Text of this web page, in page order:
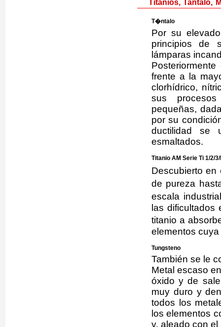
Titanios, Tantalo,
T�ntalo
Por su
principios de
lámparas
frente a la
clorhídrico,
sus
pequeñas,
por su
ductilidad se
esmaltados.
Titanio AM Serie Ti 1/2/
Descubierto
de pureza
escala
las dificultados
titanio a
elementos
Tungsteno
También se le
Metal escaso
óxido y de
muy duro y
todos los
los elementos
y, aleado con